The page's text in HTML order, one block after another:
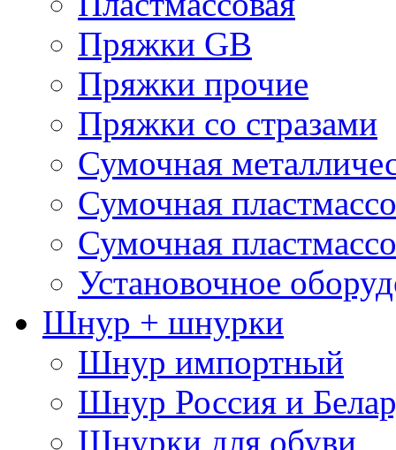
Пряжки GB
Пряжки прочие
Пряжки со стразами
Сумочная
Сумочная
Сумочная
Установочное
Шнур + шнурки
Шнур импортный
Шнур Россия и
Шнурки для обуви